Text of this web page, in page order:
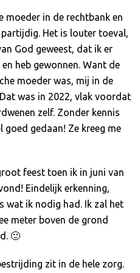
moeder in de rechtbank en
Het is louter toeval,
God geweest, dat ik er
heb gewonnen. Want de
moeder was, mij in de
was in 2022, vlak voordat
zelf. Zonder kennis
goed gedaan! Ze kreeg me
feest toen ik in juni van
Eindelijk erkenning,
wat ik nodig had. Ik zal het
meter boven de grond
🙂
zit in de hele zorg.